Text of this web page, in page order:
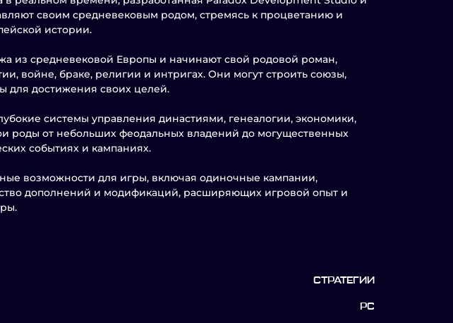
своим средневековым родом, стремясь к процветанию и
истории.
из средневековой Европы и начинают свой родовой роман,
войне, браке, религии и интригах. Они могут строить союзы,
для достижения своих целей.
системы управления династиями, генеалогии, экономики,
роды от небольших феодальных владений до могущественных
событиях и кампаниях.
возможности для игры, включая одиночные кампании,
дополнений и модификаций, расширяющих игровой опыт и
СТРАТЕГИИ
PC